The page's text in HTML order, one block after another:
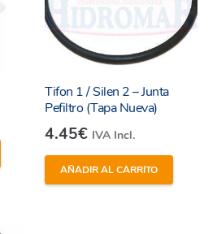
Tifon 1 / Silen 2 – Junta
Pefiltro (Tapa Nueva)
4.45€ IVA Incl.
AÑADIR AL CARRITO